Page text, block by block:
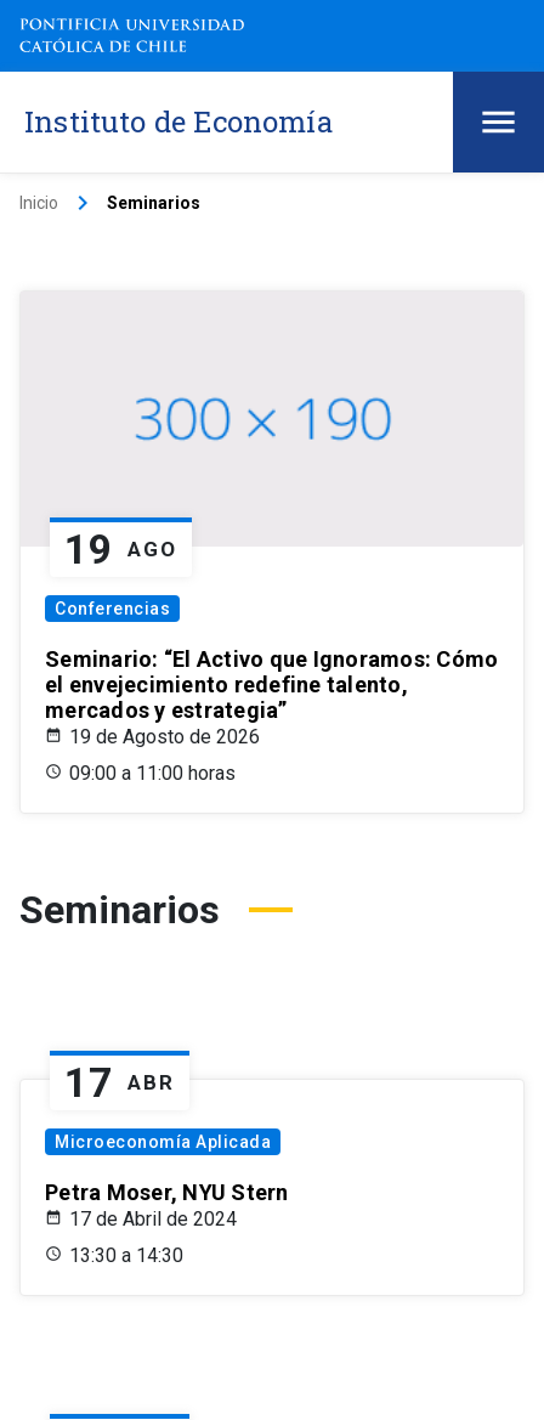
Instituto de Economía
Inicio keyboard_arrow_right Seminarios
19 AGO
Conferencias
Seminario: “El Activo que Ignoramos: Cómo
el envejecimiento redefine talento,
mercados y estrategia”
19 de Agosto de 2026
09:00 a 11:00 horas
Seminarios
17 ABR
Microeconomía Aplicada
Petra Moser, NYU Stern
17 de Abril de 2024
13:30 a 14:30